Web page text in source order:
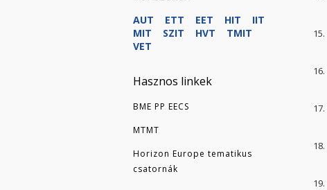
AUT ETT EET HIT
IIT
MIT
SZIT HVT
TMIT
VET
Hasznos linkek
BME PP EECS
MTMT
Horizon Europe tematikus
csatornák
15.
16.
17.
18.
19.